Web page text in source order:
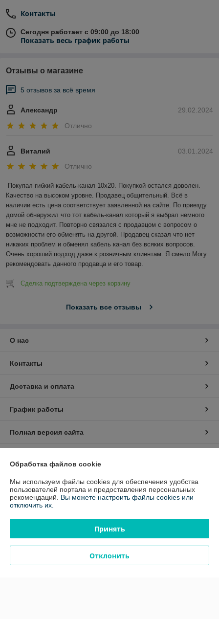
Контакты
Сегодня работает с 09:00 до 18:00
Показать весь график работы
Отзывы о магазине
5 отзывов за всё время
29.02.2024
Александр
Отлично
03.01.2024
Виталий
Отлично
Покупал гибкий кабель-канал 10х20. Покупкой остался доволен.
Качество на высоком уровне. Продавец общительный. Всё в
наличии есть цена соответствует заявленной на сайте. По приезду
домой обнаружил что тот кабель-канал который я выбрал немного
мне не подходит. Повторно связался с продавцом с вопросом о
возможности его обменять на другой. Продавец сказал что нет
никаких проблем и обменял кабель канал без всяких вопросов.
Очень хороший подход даже к розничным клиентам. Я смело Могу
рекомендовать данного продавца и его товар.
Сделка подтверждена через корзину
Показать все отзывы
О нас
Контакты
Доставка и оплата
График работы
Полная версия сайта
Сайт создан на платформе Deal.by
Информация для покупателя
220033 Республика Беларусь г. Минск, пр-т Партизанский 2, корп. 27,
офис 403
Регистрационный номер ЕГР: 191097391
Обработка файлов cookie
Мы используем файлы cookies для обеспечения удобства
пользователей портала и предоставления персональных
рекомендаций. Вы можете настроить файлы cookies или
отключить их.
Принять
Отклонить